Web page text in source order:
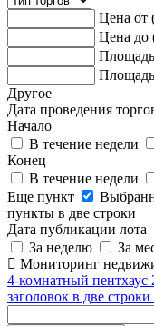
Цена от
Цена до
Другое
Дата проведения
Начало
В течение недели
Конец
В течение недели
Еще пункт
пункты в две строки
Дата публикации лота
За неделю
За
Мониторинг
4-комнатный пентхаус
заголовок в две строки